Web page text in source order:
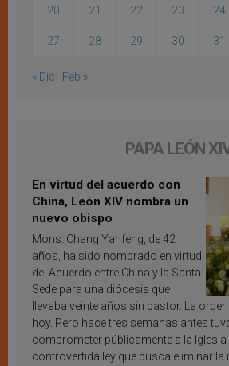
20 21 22 23 24
27 28 29 30 31
« Dic Feb »
PAPA LEÓN
En virtud del acuerdo con
China, León XIV nombra un
nuevo obispo
Mons. Chang Yanfeng, de 42
años, ha sido nombrado en virtud
del Acuerdo entre China y la Santa
Sede para una diócesis que
llevaba veinte años sin pastor. La
hoy. Pero hace tres semanas antes
comprometer públicamente a la
controvertida ley que busca eliminar la